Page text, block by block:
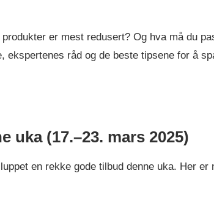
er mest redusert? Og hva må du
råd og de beste tipsene for å
uka (17.–23. mars 2025)
en rekke gode tilbud denne uka. Her er